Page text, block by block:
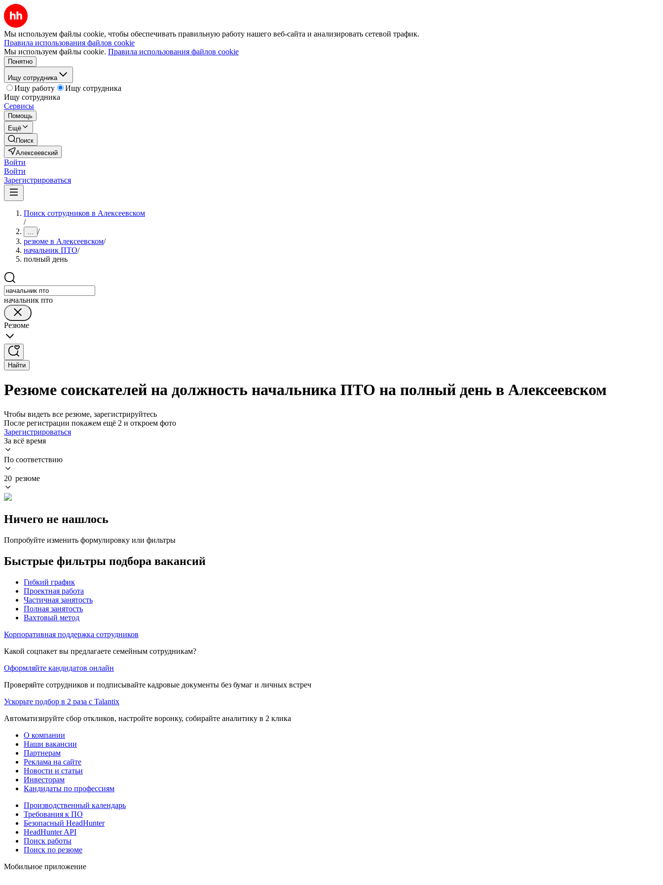
Мы используем файлы cookie, чтобы обеспечивать правильную работу нашего веб-сайта и анализировать сетевой трафик.
Правила использования файлов cookie
Мы используем файлы cookie. Правила использования файлов cookie
Понятно
Ищу сотрудника
Ищу работу
Ищу сотрудника
Ищу сотрудника
Сервисы
Помощь
Ещё
Поиск
Алексеевский
Войти
Войти
Зарегистрироваться
Поиск сотрудников в Алексеевском
/
... /
резюме в Алексеевском/
начальник ПТО/
полный день
начальник пто
Резюме
Найти
Резюме соискателей на должность начальника ПТО на полный день в Алексеевском
Чтобы видеть все резюме, зарегистрируйтесь
После регистрации покажем ещё 2 и откроем фото
Зарегистрироваться
За всё время
По соответствию
20 резюме
Ничего не нашлось
Попробуйте изменить формулировку или фильтры
Быстрые фильтры подбора вакансий
Гибкий график
Проектная работа
Частичная занятость
Полная занятость
Вахтовый метод
Корпоративная поддержка сотрудников
Какой соцпакет вы предлагаете семейным сотрудникам?
Оформляйте кандидатов онлайн
Проверяйте сотрудников и подписывайте кадровые документы без бумаг и личных встреч
Ускорьте подбор в 2 раза с Talantix
Автоматизируйте сбор откликов, настройте воронку, собирайте аналитику в 2 клика
О компании
Наши вакансии
Партнерам
Реклама на сайте
Новости и статьи
Инвесторам
Кандидаты по профессиям
Производственный календарь
Требования к ПО
Безопасный HeadHunter
HeadHunter API
Поиск работы
Поиск по резюме
Мобильное приложение